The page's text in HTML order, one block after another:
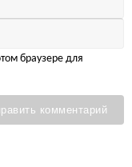
браузере для